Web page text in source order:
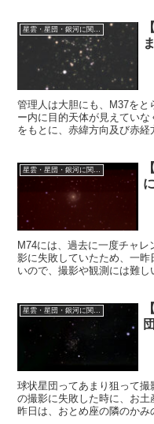
星雲・星団・銀河に関する情報
管理人は大胆にも、M37を
ー内に目的天体が見えてい
をもとに、赤緯方向及び赤経
星雲・星団・銀河に関する情報
M74には、過去に一度チャ
影に失敗していたため、一
いので、撮影や観測には難
星雲・星団・銀河に関する情報
球状星団ってあまり狙って
の撮影に失敗した時に、お
昨日は、おとめ座の隣のかみ